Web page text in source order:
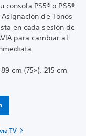
PS5® o PS5®
de Tonos
en cada sesión de
para cambiar al
cm (75»), 215 cm
TV